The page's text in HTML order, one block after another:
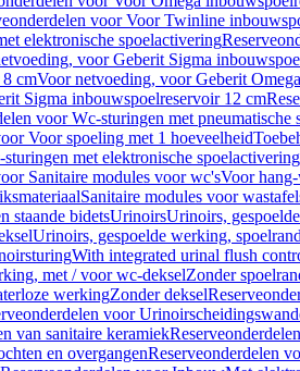
voor Voor Twinline
elektronische spoelactivering
voor Geberit Sigma
cmVoor netvoeding, voor Geberit
Sigma inbouwspoelreservoir 12 cm
voor Wc-sturingen met pneumatische
Voor spoeling met 1 hoeveelheid
met elektronische spoelactivering
Sanitaire modules voor wc'sVoor
Sanitaire modules voor
staande bidetsUrinoirsUrinoirs,
Urinoirs, gespoelde werking,
With integrated urinal flush
met / voor wc-dekselZonder
werkingZonder deksel
voor
van sanitaire keramiek
en overgangenReserveonderdelen